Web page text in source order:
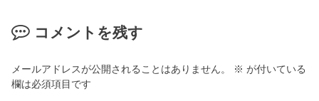
コメントを残す
メールアドレスが公開されることはありません。 ※ が付いている
欄は必須項目です